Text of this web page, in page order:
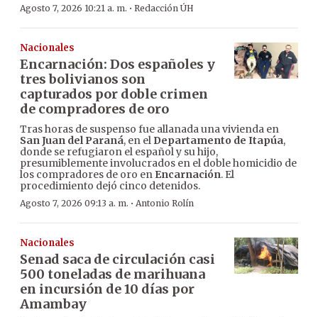
Agosto 7, 2026 10:21 a. m. · Redacción ÚH
Nacionales
Encarnación: Dos españoles y
tres bolivianos son
capturados por doble crimen
de compradores de oro
Tras horas de suspenso fue allanada una vivienda en
San Juan del Paraná, en el Departamento de Itapúa,
donde se refugiaron el español y su hijo,
presumiblemente involucrados en el doble homicidio de
los compradores de oro en Encarnación. El
procedimiento dejó cinco detenidos.
Agosto 7, 2026 09:13 a. m. · Antonio Rolín
Nacionales
Senad saca de circulación casi
500 toneladas de marihuana
en incursión de 10 días por
Amambay